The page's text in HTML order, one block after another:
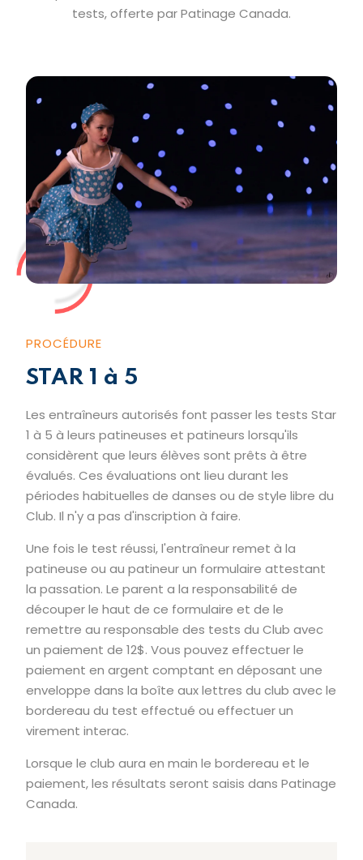
tests, offerte par Patinage Canada.
PROCÉDURE
STAR 1 à 5
Les entraîneurs autorisés font passer les tests Star
1 à 5 à leurs patineuses et patineurs lorsqu'ils
considèrent que leurs élèves sont prêts à être
évalués. Ces évaluations ont lieu durant les
périodes habituelles de danses ou de style libre du
Club. Il n'y a pas d'inscription à faire.
Une fois le test réussi, l'entraîneur remet à la
patineuse ou au patineur un formulaire attestant
la passation. Le parent a la responsabilité de
découper le haut de ce formulaire et de le
remettre au responsable des tests du Club avec
un paiement de 12$. Vous pouvez effectuer le
paiement en argent comptant en déposant une
enveloppe dans la boîte aux lettres du club avec le
bordereau du test effectué ou effectuer un
virement interac.
Lorsque le club aura en main le bordereau et le
paiement, les résultats seront saisis dans Patinage
Canada.